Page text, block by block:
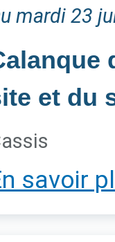
mardi 23
et du
savoir